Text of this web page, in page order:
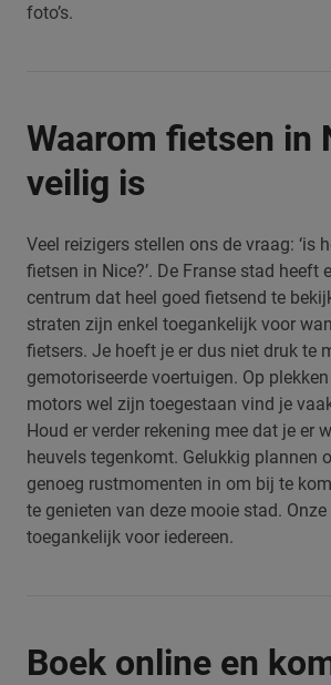
foto’s.
Waarom fietsen in
veilig is
Veel reizigers stellen ons de vraag: ‘is
fietsen in Nice?’. De Franse stad heeft
centrum dat heel goed fietsend te
straten zijn enkel toegankelijk voor
fietsers. Je hoeft je er dus niet druk te
gemotoriseerde voertuigen. Op plekken
motors wel zijn toegestaan vind je
Houd er verder rekening mee dat je er
heuvels tegenkomt. Gelukkig plannen
genoeg rustmomenten in om bij te
te genieten van deze mooie stad.
toegankelijk voor iedereen.
Boek online en